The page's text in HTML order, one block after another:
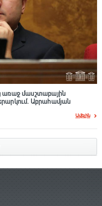
առաջ մասշտաբային
Աբրահամյան
Ավելին